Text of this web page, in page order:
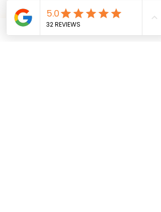
DeineWünsche, Ziele und Bedürfnisse
stehen dabei im Vordergrund und du
entscheidest, ob du den Weg mit mir